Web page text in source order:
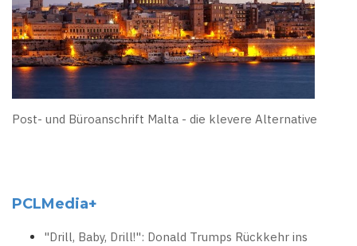
Post- und Büroanschrift Malta - die klevere Alternative
PCLMedia+
"Drill, Baby, Drill!": Donald Trumps Rückkehr ins